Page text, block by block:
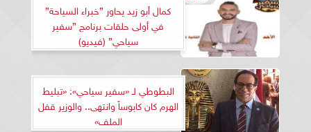
كمال أبو زيد يحاور ”خبراء السياحة”
في أولى حلقات برنامج ”سفير
سياحي” (فيديو)
البطوطي لـ «سفير سياحي»: «تبليط
الهرم كان كابوساً وانتهى.. والوزير قفل
الملف»